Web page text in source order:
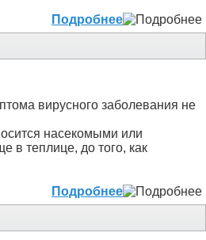
Подробнее
вирусного заболевания не
насекомыми или
в теплице, до того, как
Подробнее